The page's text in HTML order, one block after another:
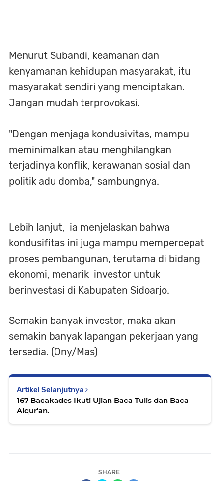
Menurut Subandi, keamanan dan
kenyamanan kehidupan masyarakat, itu
masyarakat sendiri yang menciptakan.
Jangan mudah terprovokasi.
"Dengan menjaga kondusivitas, mampu
meminimalkan atau menghilangkan
terjadinya konflik, kerawanan sosial dan
politik adu domba," sambungnya.
Lebih lanjut, ia menjelaskan bahwa
kondusifitas ini juga mampu mempercepat
proses pembangunan, terutama di bidang
ekonomi, menarik investor untuk
berinvestasi di Kabupaten Sidoarjo.
Semakin banyak investor, maka akan
semakin banyak lapangan pekerjaan yang
tersedia. (Ony/Mas)
Artikel Selanjutnya
167 Bacakades Ikuti Ujian Baca Tulis dan Baca
Alqur'an.
SHARE